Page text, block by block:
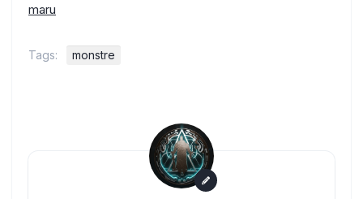
maru
Tags: monstre